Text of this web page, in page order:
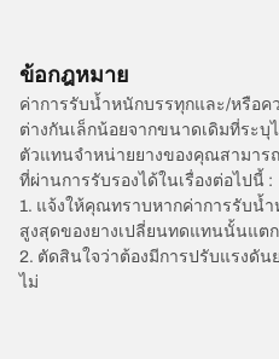
ข้อกฎหมาย
ค่าการรับน้ำหนักบรรทุกและ/หรือค
ต่างกันเล็กน้อยจากขนาดเดิมที่ระ
ตัวแทนจำหน่ายยางของคุณสามาร
ที่ผ่านการรับรองได้ในเรื่องต่อไปนี้ :
1. แจ้งให้คุณทราบหากค่าการรับน้
สูงสุดของยางเปลี่ยนทดแทนนั้นแตก
2. ตัดสินใจว่าต้องมีการปรับแรงดั
ไม่